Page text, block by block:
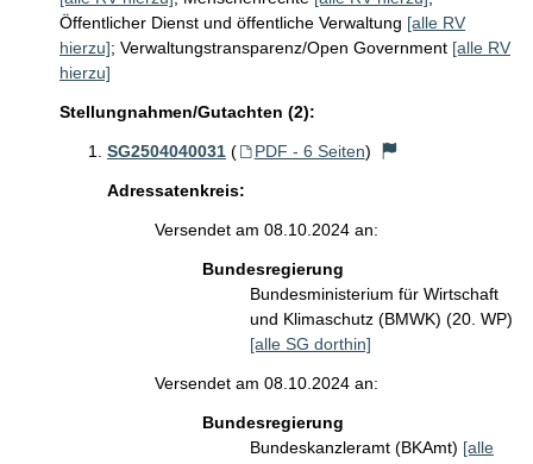
Öffentlicher Dienst und öffentliche Verwaltung [alle RV
hierzu]; Verwaltungstransparenz/Open Government [alle RV
hierzu]
Stellungnahmen/Gutachten (2):
SG2504040031 ( PDF - 6 Seiten)
Adressatenkreis:
Versendet am 08.10.2024 an:
Bundesregierung
Bundesministerium für Wirtschaft
und Klimaschutz (BMWK) (20. WP)
[alle SG dorthin]
Versendet am 08.10.2024 an:
Bundesregierung
Bundeskanzleramt (BKAmt) [alle